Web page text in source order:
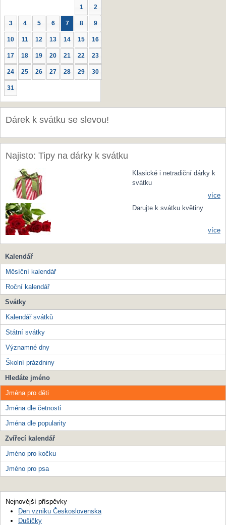
1 2
3 4 5 6 7 8 9
10 11 12 13 14 15 16
17 18 19 20 21 22 23
24 25 26 27 28 29 30
31
Dárek k svátku se slevou!
Najisto: Tipy na dárky k svátku
Klasické i netradiční dárky k
svátku
více
Darujte k svátku květiny
více
Kalendář
Měsíční kalendář
Roční kalendář
Svátky
Kalendář svátků
Státní svátky
Významné dny
Školní prázdniny
Hledáte jméno
Jména pro děti
Jména dle četnosti
Jména dle popularity
Zvířecí kalendář
Jméno pro kočku
Jméno pro psa
Nejnovější příspěvky
Den vzniku Československa
Dušičky